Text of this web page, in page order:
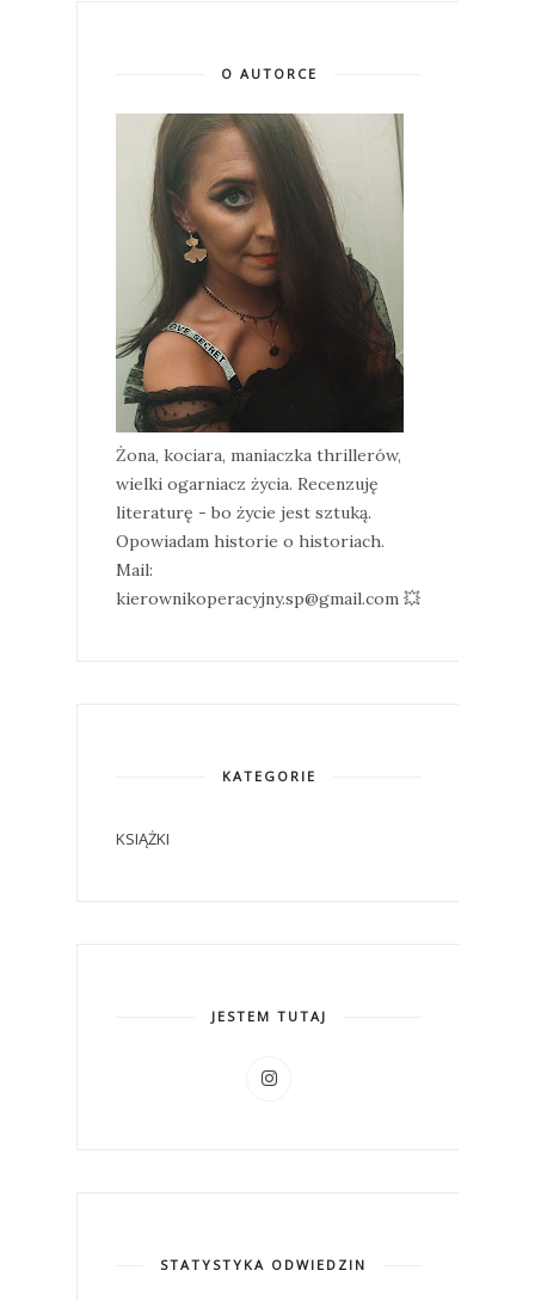
O AUTORCE
Żona, kociara, maniaczka thrillerów,
wielki ogarniacz życia. Recenzuję
literaturę - bo życie jest sztuką.
Opowiadam historie o historiach.
Mail:
kierownikoperacyjny.sp@gmail.com 💥
KATEGORIE
KSIĄŻKI
JESTEM TUTAJ
STATYSTYKA ODWIEDZIN